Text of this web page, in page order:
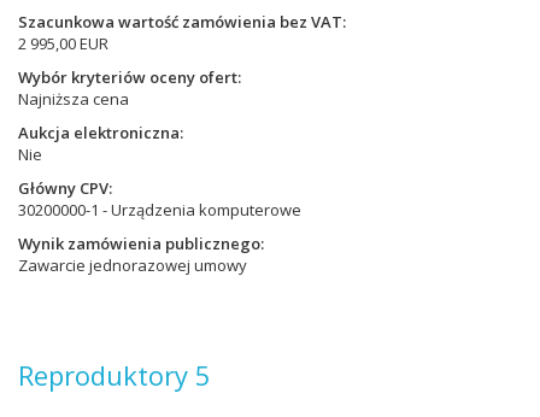
Szacunkowa wartość zamówienia bez VAT
2 995,00 EUR
Wybór kryteriów oceny ofert
Najniższa cena
Aukcja elektroniczna
Nie
Główny CPV
30200000-1 - Urządzenia komputerowe
Wynik zamówienia publicznego
Zawarcie jednorazowej umowy
Reproduktory 5